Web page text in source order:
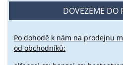
DOVEZEME DO
Po dohodě k nám na prodejnu
od obchodníků: